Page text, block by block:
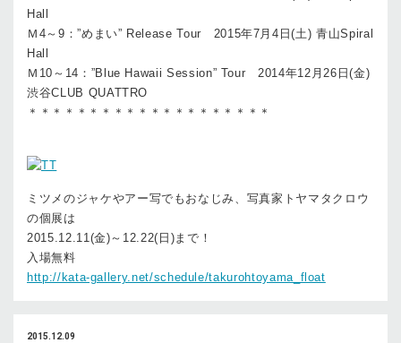
Hall
Ｍ4～9：”めまい” Release Tour 2015年7月4日(土) 青山Spiral
Hall
Ｍ10～14：”Blue Hawaii Session” Tour 2014年12月26日(金)
渋谷CLUB QUATTRO
＊＊＊＊＊＊＊＊＊＊＊＊＊＊＊＊＊＊＊＊
ミツメのジャケやアー写でもおなじみ、写真家トヤマタクロウ
の個展は
2015.12.11(金)～12.22(日)まで！
入場無料
http://kata-gallery.net/schedule/takurohtoyama_float
2015.12.09